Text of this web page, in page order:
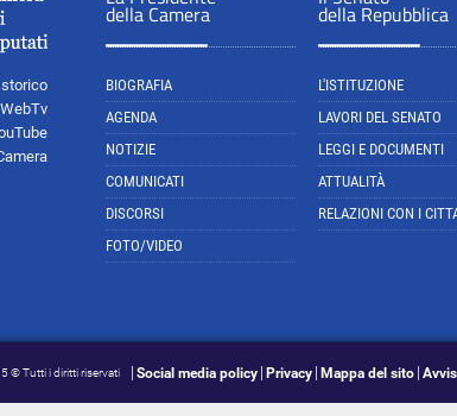
WebTv
della Camera
BIOGRAFIA
AGENDA
NOTIZIE
COMUNICATI
DISCORSI
FOTO/VIDEO
della Repubblica
L'ISTITUZIONE
LAVORI DEL SENATO
LEGGI E DOCUMENTI
ATTUALITÀ
RELAZIONI CON I
© Tutti i diritti riservati Social media policy Privacy Mappa del sito